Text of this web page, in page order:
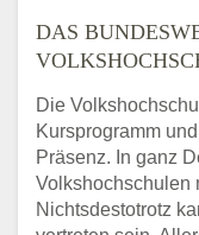
DAS
Die
Kursprogramm
Präsenz. In ganz
Volkshochschulen
Nichtsdestotrotz